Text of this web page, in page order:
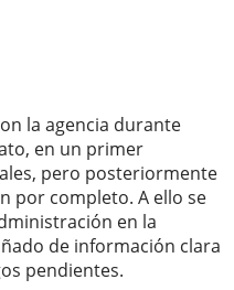
la agencia durante
en un primer
pero posteriormente
por completo. A ello se
en la
de información clara
pendientes.